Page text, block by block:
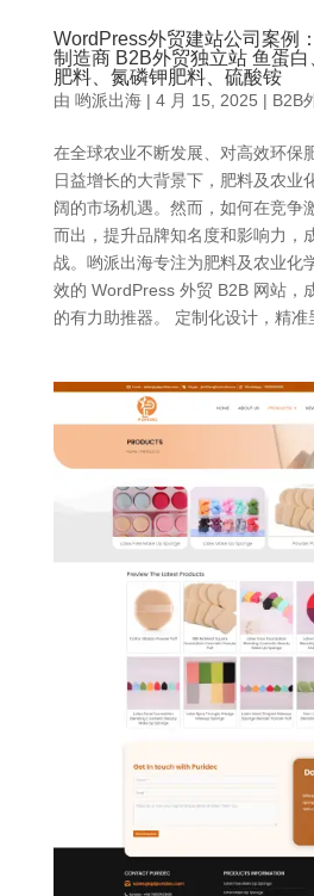
WordPress外贸建站公司案例
制造商 B2B外贸独立站 鱼蛋白
肥料、氮磷钾肥料、硫酸铵
由 哟派出海| 4 月 15, 2025 | B2B
在全球农业不断发展、对高效环保
日益增长的大背景下，肥料及农业
阔的市场机遇。然而，如何在竞争
而出，提升品牌知名度和影响力，
战。哟派出海专注为肥料及农业化
效的 WordPress 外贸 B2B 网站，
的有力助推器。 定制化设计，精准